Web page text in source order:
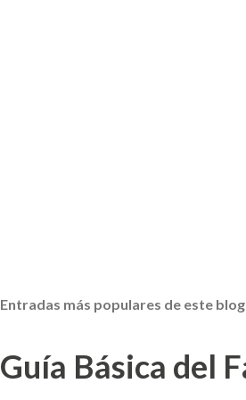
Entradas más populares de este blog
Guía Básica del